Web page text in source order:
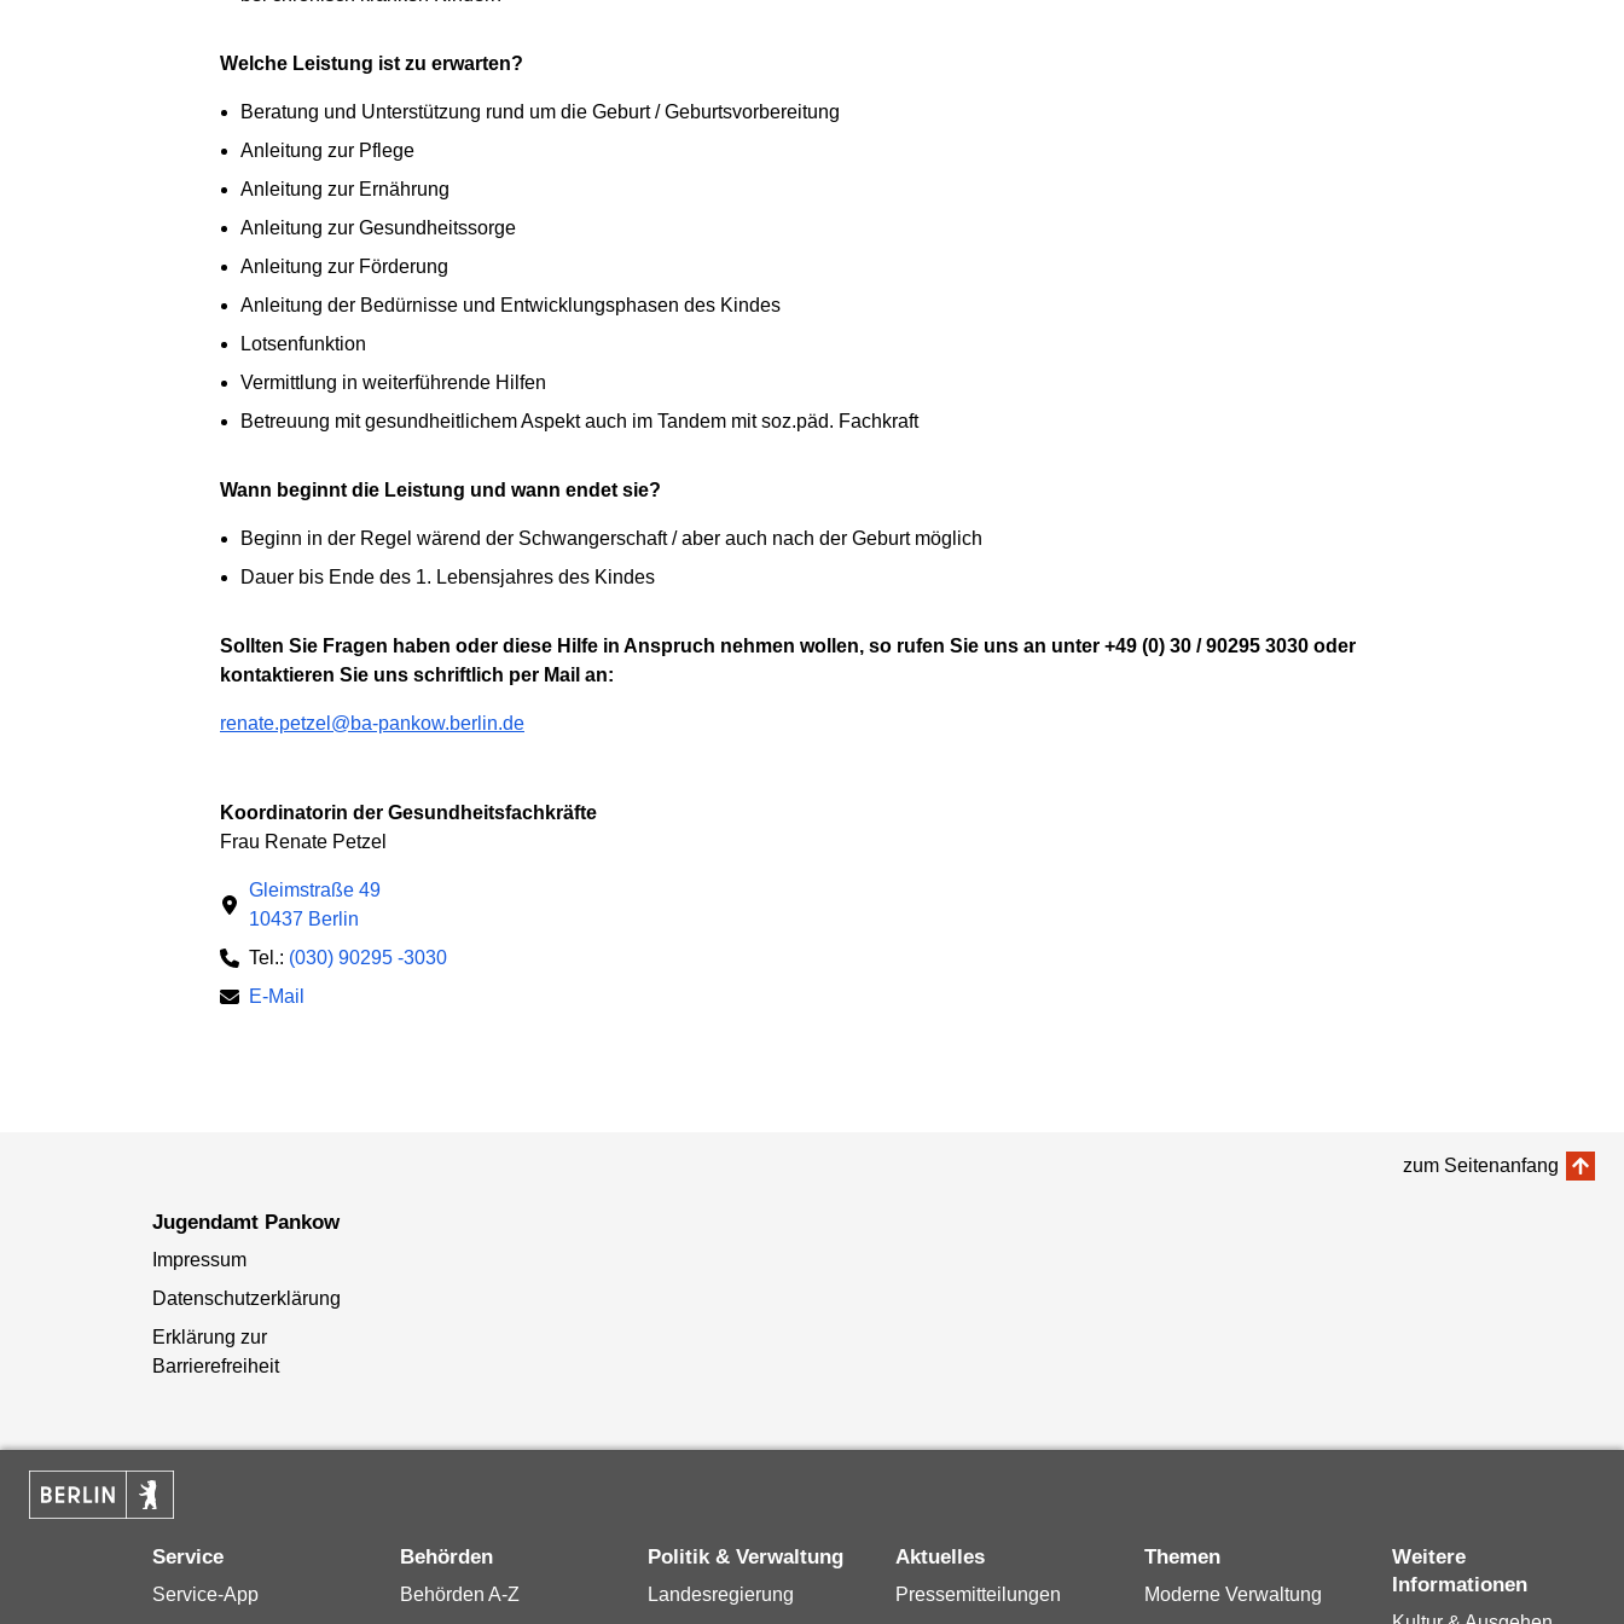
Welche Leistung ist zu erwarten?
Beratung und Unterstützung rund um die Geburt / Geburtsvorbereitung
Anleitung zur Pflege
Anleitung zur Ernährung
Anleitung zur Gesundheitssorge
Anleitung zur Förderung
Anleitung der Bedürnisse und Entwicklungsphasen des Kindes
Lotsenfunktion
Vermittlung in weiterführende Hilfen
Betreuung mit gesundheitlichem Aspekt auch im Tandem mit soz.päd. Fachkraft
Wann beginnt die Leistung und wann endet sie?
Beginn in der Regel wärend der Schwangerschaft / aber auch nach der Geburt möglich
Dauer bis Ende des 1. Lebensjahres des Kindes
Sollten Sie Fragen haben oder diese Hilfe in Anspruch nehmen wollen, so rufen Sie uns an unter +49 (0) 30 / 90295 3030 oder
kontaktieren Sie uns schriftlich per Mail an:
renate.petzel@ba-pankow.berlin.de
Koordinatorin der Gesundheitsfachkräfte
Frau Renate Petzel
Gleimstraße 49
10437 Berlin
Tel.: (030) 90295 -3030
E-Mail
zum Seitenanfang
Jugendamt Pankow
Impressum
Datenschutzerklärung
Erklärung zur
Barrierefreiheit
Service
Service-App
Behörden
Behörden A-Z
Politik & Verwaltung
Landesregierung
Aktuelles
Pressemitteilungen
Themen
Moderne Verwaltung
Weitere
Informationen